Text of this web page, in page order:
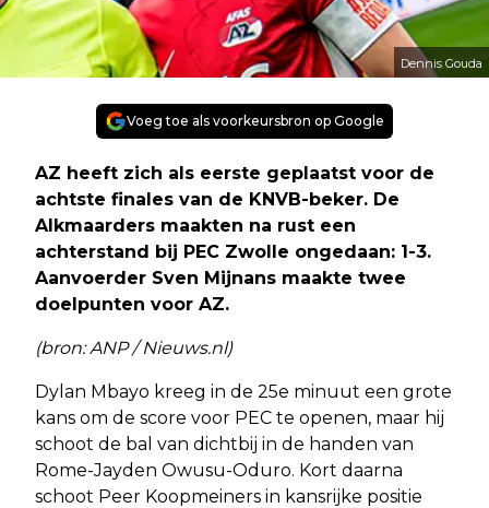
Dennis Gouda
Voeg toe als voorkeursbron op Google
AZ heeft zich als eerste geplaatst voor de
achtste finales van de KNVB-beker. De
Alkmaarders maakten na rust een
achterstand bij PEC Zwolle ongedaan: 1-3.
Aanvoerder Sven Mijnans maakte twee
doelpunten voor AZ.
(bron: ANP / Nieuws.nl)
Dylan Mbayo kreeg in de 25e minuut een grote
kans om de score voor PEC te openen, maar hij
schoot de bal van dichtbij in de handen van
Rome-Jayden Owusu-Oduro. Kort daarna
schoot Peer Koopmeiners in kansrijke positie